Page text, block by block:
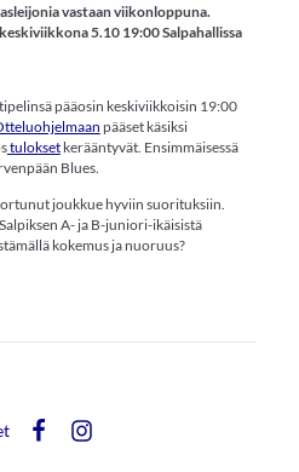
vastaan viikonloppuna.
5.10 19:00 Salpahallissa
pääosin keskiviikkoisin 19:00
pääset käsiksi
tuloksetkerääntyvät. Ensimmäisessä
Blues.
joukkue hyviin suorituksiin.
A- ja B-juniori-ikäisistä
kokemus ja nuoruus?